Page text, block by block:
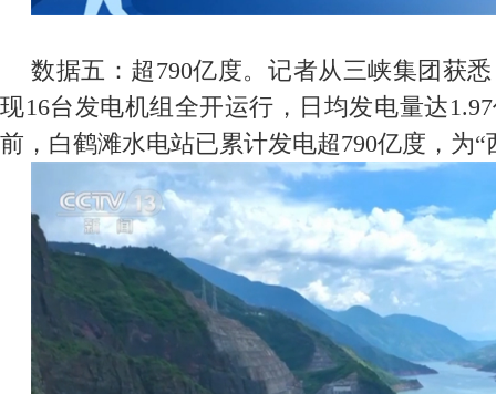
数据五：超790亿度。记者从三峡集团获
现16台发电机组全开运行，日均发电量达
前，白鹤滩水电站已累计发电超790亿度，为